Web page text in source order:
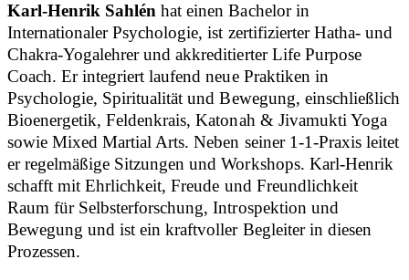
Karl-Henrik Sahlén hat einen Bachelor in
Internationaler Psychologie, ist zertifizierter Hatha- und
Chakra-Yogalehrer und akkreditierter Life Purpose
Coach. Er integriert laufend neue Praktiken in
Psychologie, Spiritualität und Bewegung, einschließlich
Bioenergetik, Feldenkrais, Katonah & Jivamukti Yoga
sowie Mixed Martial Arts. Neben seiner 1-1-Praxis leitet
er regelmäßige Sitzungen und Workshops. Karl-Henrik
schafft mit Ehrlichkeit, Freude und Freundlichkeit
Raum für Selbsterforschung, Introspektion und
Bewegung und ist ein kraftvoller Begleiter in diesen
Prozessen.